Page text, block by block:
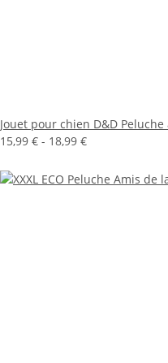
Jouet pour chien D&D
15,99 € - 18,99 €